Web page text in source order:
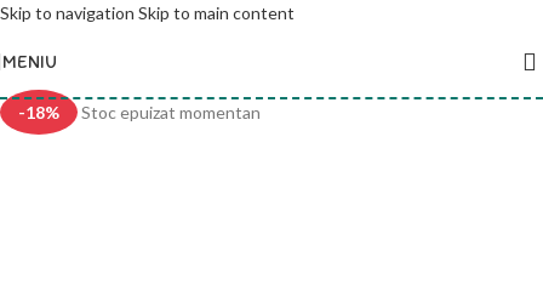
Skip to navigation Skip to main content
MENIU
-18% Stoc epuizat momentan